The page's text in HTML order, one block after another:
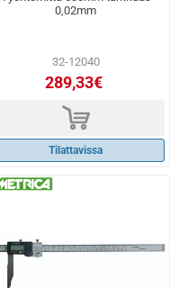
0,02mm
32-12040
289,33€
d
Tilattavissa